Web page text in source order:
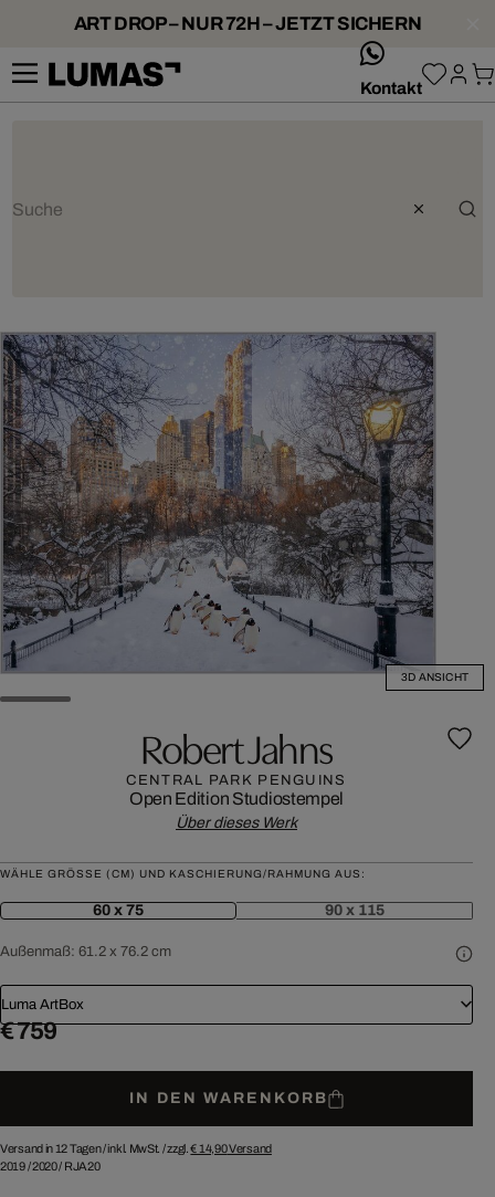
ART DROP – NUR 72H – JETZT SICHERN
Kontakt
3D ANSICHT
Robert Jahns
CENTRAL PARK PENGUINS
Open Edition Studiostempel
Über dieses Werk
WÄHLE GRÖSSE (CM) UND KASCHIERUNG/RAHMUNG AUS:
60 x 75 90 x 115
Außenmaß: 61.2 x 76.2 cm
Luma ArtBox
€ 759
IN DEN WARENKORB
Versand in 12 Tagen /inkl. MwSt. / zzgl.€ 14,90Versand
2019/2020/ RJA20